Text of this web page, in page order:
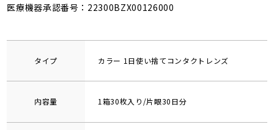
医療機器承認番号：22300BZX00126000
タイプ カラー 1日使い捨てコンタクトレンズ
内容量 1箱30枚入り/片眼30日分